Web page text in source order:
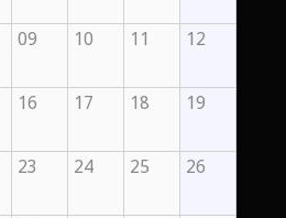
09 10 11 12
16 17 18 19
23 24 25 26